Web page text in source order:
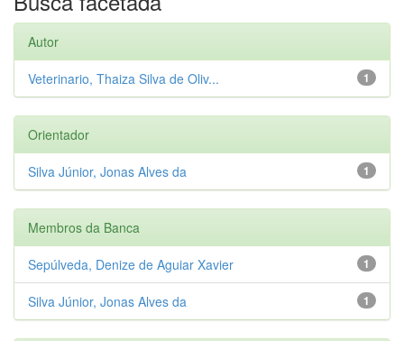
Autor
1
Veterinario, Thaiza Silva de Oliv...
Orientador
1
Silva Júnior, Jonas Alves da
Membros da Banca
1
Sepúlveda, Denize de Aguiar Xavier
1
Silva Júnior, Jonas Alves da